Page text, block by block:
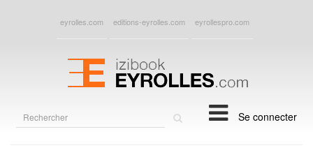
eyrolles.com editions-eyrolles.com eyrollespro.com
Se connecter